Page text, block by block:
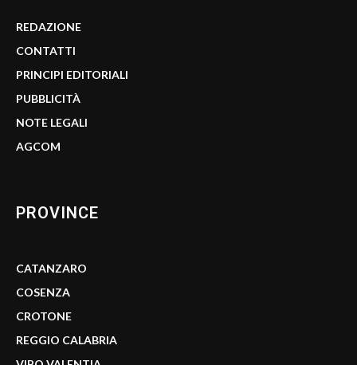
REDAZIONE
CONTATTI
PRINCIPI EDITORIALI
PUBBLICITÀ
NOTE LEGALI
AGCOM
PROVINCE
CATANZARO
COSENZA
CROTONE
REGGIO CALABRIA